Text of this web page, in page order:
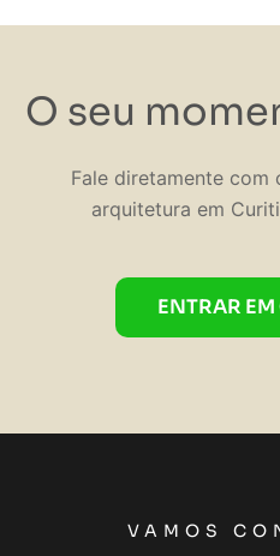
O seu
Fale diretamente
arquitetura em
ENTRAR
VAMOS